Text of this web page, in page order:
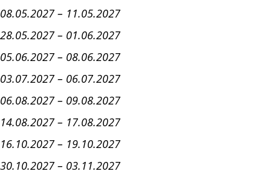
08.05.2027 – 11.05.2027
28.05.2027 – 01.06.2027
05.06.2027 – 08.06.2027
03.07.2027 – 06.07.2027
06.08.2027 – 09.08.2027
14.08.2027 – 17.08.2027
16.10.2027 – 19.10.2027
30.10.2027 – 03.11.2027